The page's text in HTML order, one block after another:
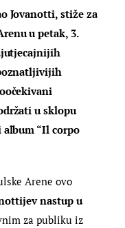
Jovanotti, stiže za
u petak, 3.
u sklopu
“Il corpo
Arene ovo
nastup u
za publiku iz